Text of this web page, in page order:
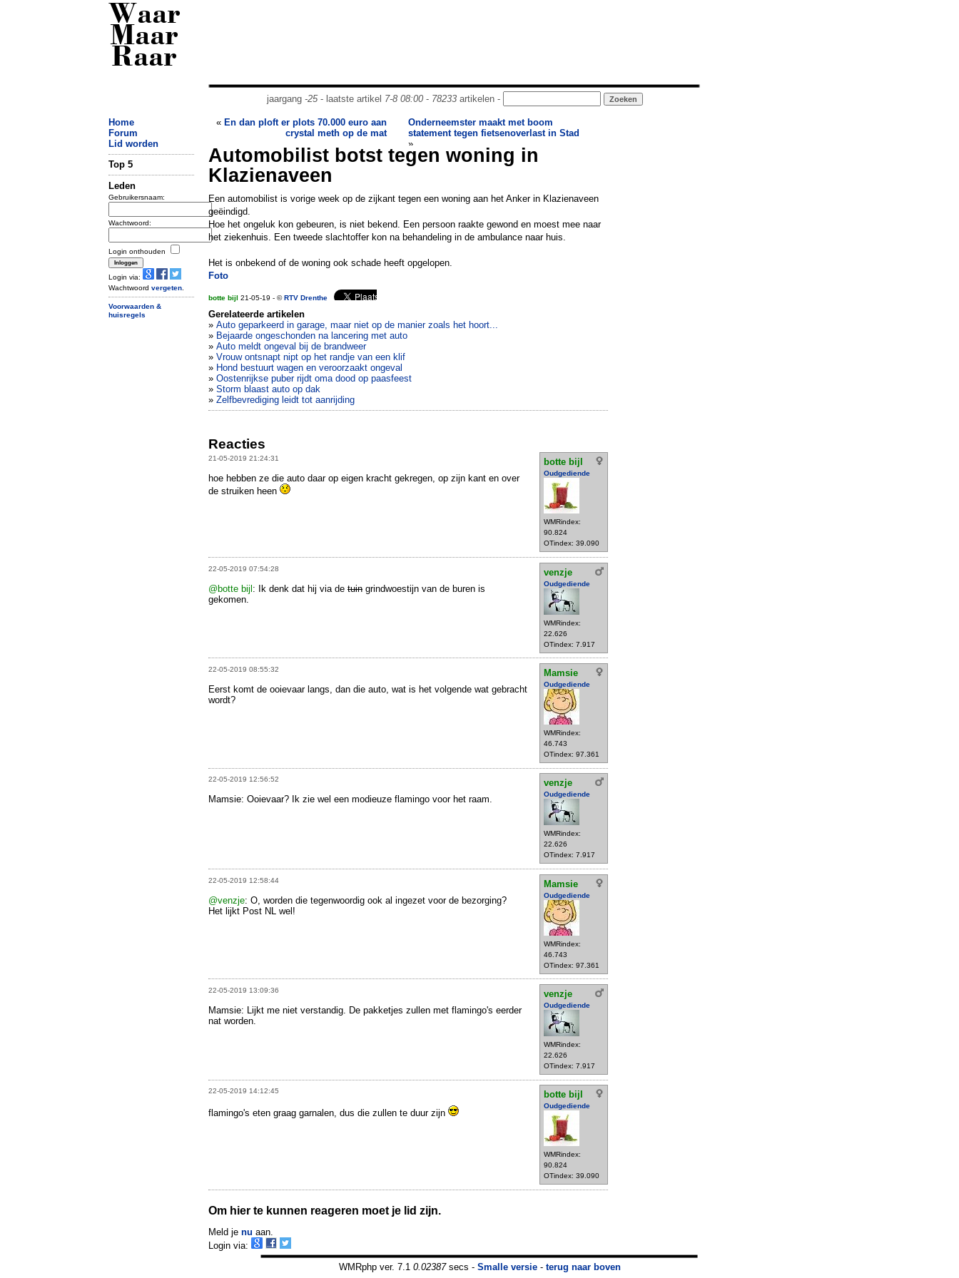
Waar
Maar
Raar
jaargang -25- laatste artikel 7-8 08:00- 78233artikelen -
Home
Forum
Lid worden
Top 5
Leden
Gebruikersnaam:
Wachtwoord:
Login onthouden
Login via:
Wachtwoord vergeten
Voorwaarden &
huisregels
« En dan ploft er plots 70.000 euro aan
crystal meth op de mat
Onderneemster maakt met boom
statement tegen fietsenoverlast in Stad
»
Automobilist botst tegen woning in
Klazienaveen
Een automobilist is vorige week op de zijkant tegen een woning aan het Anker in Klazienaveen
geëindigd.
Hoe het ongeluk kon gebeuren, is niet bekend. Een persoon raakte gewond en moest mee naar
het ziekenhuis. Een tweede slachtoffer kon na behandeling in de ambulance naar huis.
Het is onbekend of de woning ook schade heeft opgelopen.
Foto
botte bijl 21-05-19 - ©RTV Drenthe
Gerelateerde artikelen
» Auto geparkeerd in garage, maar niet op de manier zoals het hoort...
» Bejaarde ongeschonden na lancering met auto
» Auto meldt ongeval bij de brandweer
» Vrouw ontsnapt nipt op het randje van een klif
» Hond bestuurt wagen en veroorzaakt ongeval
» Oostenrijkse puber rijdt oma dood op paasfeest
» Storm blaast auto op dak
» Zelfbevrediging leidt tot aanrijding
Reacties
21-05-2019 21:24:31 botte bijl
Oudgediende
WMRindex:
90.824
OTindex: 39.090
hoe hebben ze die auto daar op eigen kracht gekregen, op zijn kant en over
de struiken heen
22-05-2019 07:54:28 venzje
Oudgediende
WMRindex:
22.626
OTindex: 7.917
@botte bijl: Ik denk dat hij via de tuin grindwoestijn van de buren is
gekomen.
22-05-2019 08:55:32 Mamsie
Oudgediende
WMRindex:
46.743
OTindex: 97.361
Eerst komt de ooievaar langs, dan die auto, wat is het volgende wat gebracht
wordt?
22-05-2019 12:56:52 venzje
Oudgediende
WMRindex:
22.626
OTindex: 7.917
Mamsie: Ooievaar? Ik zie wel een modieuze flamingo voor het raam.
22-05-2019 12:58:44 Mamsie
Oudgediende
WMRindex:
46.743
OTindex: 97.361
@venzje: O, worden die tegenwoordig ook al ingezet voor de bezorging?
Het lijkt Post NL wel!
22-05-2019 13:09:36 venzje
Oudgediende
WMRindex:
22.626
OTindex: 7.917
Mamsie: Lijkt me niet verstandig. De pakketjes zullen met flamingo's eerder
nat worden.
22-05-2019 14:12:45 botte bijl
Oudgediende
WMRindex:
90.824
OTindex: 39.090
flamingo's eten graag garnalen, dus die zullen te duur zijn
Om hier te kunnen reageren moet je lid zijn.
Meld je nu aan.
Login via:
WMRphp ver. 7.1 0.02387secs - Smalle versie- terug naar boven